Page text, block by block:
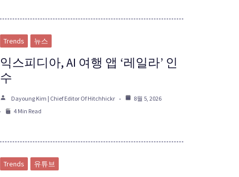
Trends 뉴스
익스피디아, AI 여행 앱 ‘레일라’ 인
수
Dayoung Kim | Chief Editor Of Hitchhickr
8월 5, 2026
4 Min Read
Trends 유튜브